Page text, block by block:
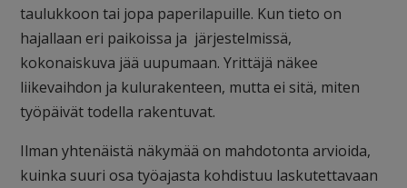
taulukkoon tai jopa paperilapuille. Kun tieto on
hajallaan eri paikoissa ja järjestelmissä,
kokonaiskuva jää uupumaan. Yrittäjä näkee
liikevaihdon ja kulurakenteen, mutta ei sitä, miten
työpäivät todella rakentuvat.
Ilman yhtenäistä näkymää on mahdotonta arvioida,
kuinka suuri osa työajasta kohdistuu laskutettavaan